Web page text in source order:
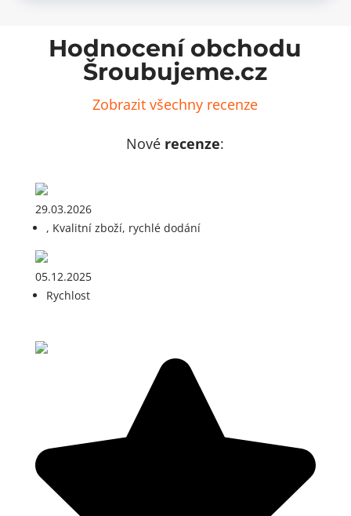
Hodnocení obchodu
Šroubujeme.cz
Zobrazit všechny recenze
Nové recenze:
29.03.2026
, Kvalitní zboží, rychlé dodání
05.12.2025
Rychlost